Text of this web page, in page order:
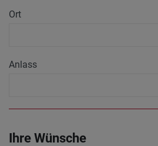
Ort
Anlass
Ihre Wünsche